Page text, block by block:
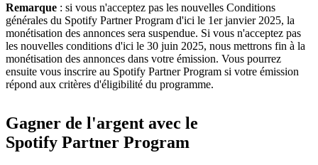
Remarque : si vous n'acceptez pas les nouvelles Conditions
générales du Spotify Partner Program d'ici le 1er janvier 2025, la
monétisation des annonces sera suspendue. Si vous n'acceptez pas
les nouvelles conditions d'ici le 30 juin 2025, nous mettrons fin à la
monétisation des annonces dans votre émission. Vous pourrez
ensuite vous inscrire au Spotify Partner Program si votre émission
répond aux critères d'éligibilité du programme.
Gagner de l'argent avec le
Spotify Partner Program